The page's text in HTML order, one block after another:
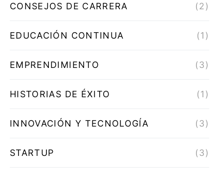
CONSEJOS DE CARRERA (2)
EDUCACIÓN CONTINUA (1)
EMPRENDIMIENTO (3)
HISTORIAS DE ÉXITO (1)
INNOVACIÓN Y TECNOLOGÍA (3)
STARTUP (3)